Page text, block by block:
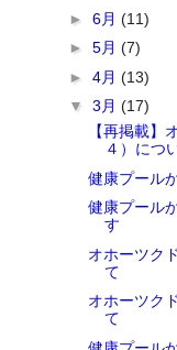
►6月(11)
►5月(7)
►4月(13)
▼3月(17)
【再掲載】
４）につ
健康プール
健康プール
す
オホーツク
て
オホーツク
て